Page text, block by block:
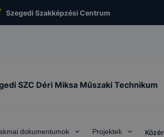
Szegedi Szakképzési Centrum
SZC Déri Miksa Műszaki Technikum
dokumentumok Projektek